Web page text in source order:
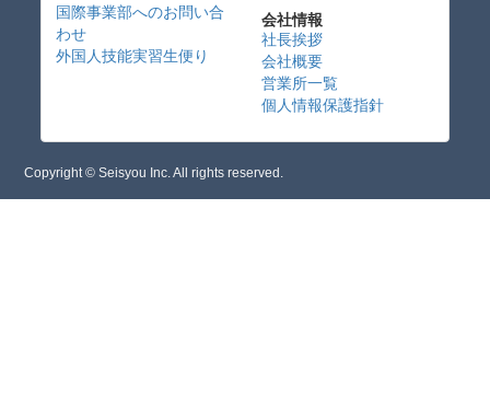
国際事業部へのお問い合
わせ
外国人技能実習生便り
会社情報
社長挨拶
会社概要
営業所一覧
個人情報保護指針
Copyright © Seisyou Inc. All rights reserved.